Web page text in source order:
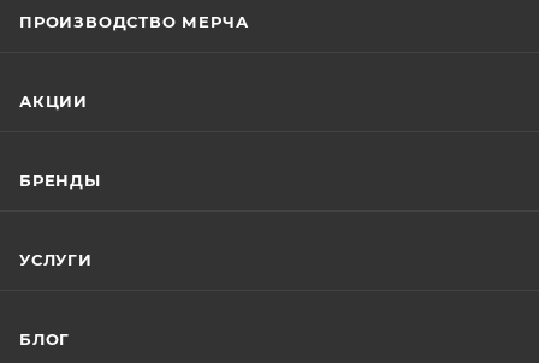
ПРОИЗВОДСТВО МЕРЧА
АКЦИИ
БРЕНДЫ
УСЛУГИ
БЛОГ